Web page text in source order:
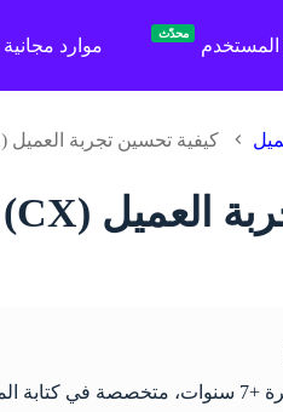
محدّث
موارد مجانية
كيفية تحسين تجربة العميل (CX) عبر تصميم المنتج (Product Design)
محركات البحث.